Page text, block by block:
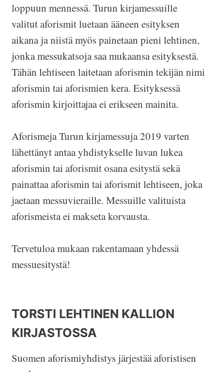
loppuun mennessä. Turun kirjamessuille
valitut aforismit luetaan ääneen esityksen
aikana ja niistä myös painetaan pieni lehtinen,
jonka messukatsoja saa mukaansa esityksestä.
Tähän lehtiseen laitetaan aforismin tekijän nimi
aforismin tai aforismien kera. Esityksessä
aforismin kirjoittajaa ei erikseen mainita.
Aforismeja Turun kirjamessuja 2019 varten
lähettänyt antaa yhdistykselle luvan lukea
aforismin tai aforismit osana esitystä sekä
painattaa aforismin tai aforismit lehtiseen, joka
jaetaan messuvieraille. Messuille valituista
aforismeista ei makseta korvausta.
Tervetuloa mukaan rakentamaan yhdessä
messuesitystä!
TORSTI LEHTINEN KALLION
KIRJASTOSSA
Suomen aforismiyhdistys järjestää aforistisen